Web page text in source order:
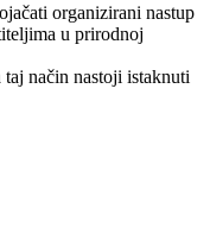
organizirani nastup
u prirodnoj
način nastoji istaknuti